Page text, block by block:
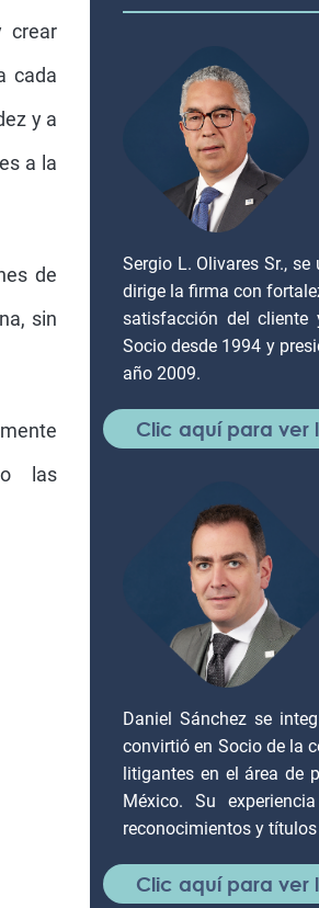
crear
cada
y a
a la
de
sin
las
Sergio L. Olivares Sr.,
dirige la firma con
satisfacción del cliente
Socio desde 1994 y
año 2009.
Clic aquí para
Daniel Sánchez se
convirtió en Socio de la
litigantes en el área de
México. Su
reconocimientos y
Clic aquí para